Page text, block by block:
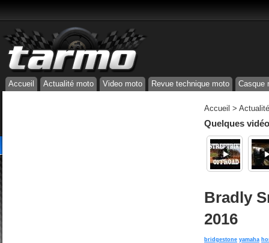
Accueil Actualité moto Video moto Revue technique moto Casque
Accueil >
Quelques
Bradly
2016
bridgestone yamaha